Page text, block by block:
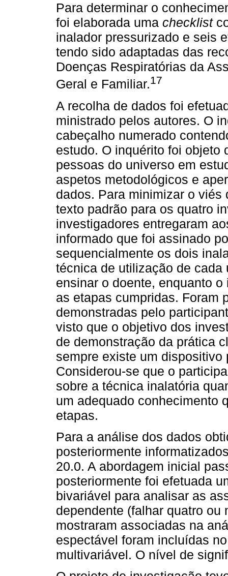
Para determinar o
foi elaborada uma checklist
inalador pressurizado e seis
tendo sido adaptadas das
Doenças Respiratórias da
Geral e Familiar.17
A recolha de dados foi
ministrado pelos autores. O
cabeçalho numerado
estudo. O inquérito foi objeto
pessoas do universo em
aspetos metodológicos e
dados. Para minimizar o
texto padrão para os quatro
investigadores entregaram
informado que foi assinado
sequencialmente os dois
técnica de utilização de
ensinar o doente, enquanto
as etapas cumpridas. Foram
demonstradas pelo
visto que o objetivo dos
de demonstração da prática
sempre existe um
Considerou-se que o
sobre a técnica inalatória
um adequado conhecimento
etapas.
Para a análise dos dados
posteriormente
20.0. A abordagem inicial
posteriormente foi efetuada
bivariável para analisar as
dependente (falhar quatro
mostraram associadas na
espectável foram incluídas
multivariável. O nível de